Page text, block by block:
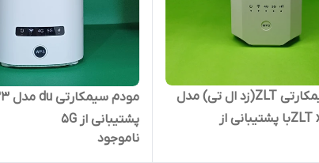
مودم سیمکارتی ZLT(زد ال تی) مدل
ZLT x28 PROبا پشتیبانی از
پشتیبانی از 5G
ناموجود